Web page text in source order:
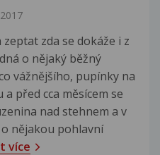
zda se dokáže i z
o nějaký běžný
vážnějšího, pupínky na
před cca měsícem se
nad stehnem a v
nějakou pohlavní
více